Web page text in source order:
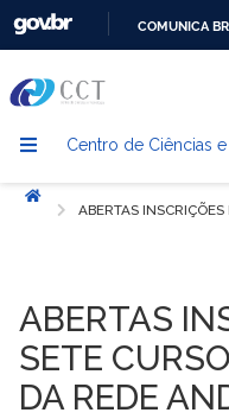
COMUNICA BR
Centro de Ciências
Início
ABERTAS
ABERTAS
SETE
DA REDE